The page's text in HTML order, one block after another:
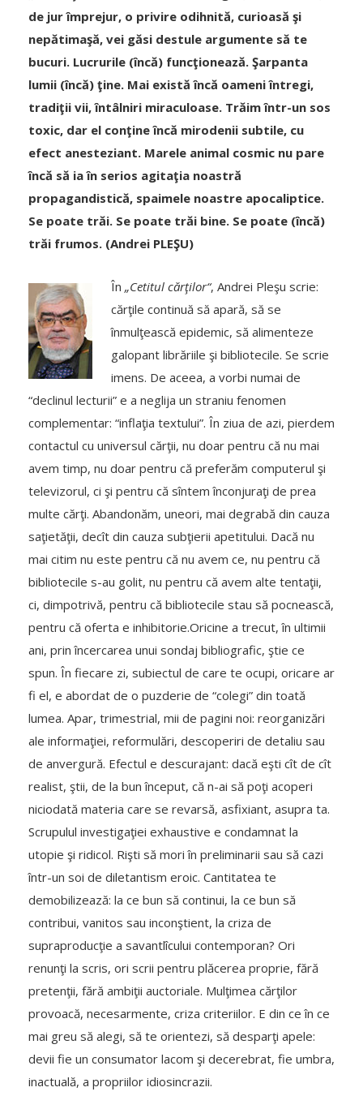
de jur împrejur, o privire odihnită, curioasă şi
nepătimaşă, vei găsi destule argumente să te
bucuri. Lucrurile (încă) funcţionează. Şarpanta
lumii (încă) ţine. Mai există încă oameni întregi,
tradiţii vii, întâlniri miraculoase. Trăim într-un sos
toxic, dar el conţine încă mirodenii subtile, cu
efect anesteziant. Marele animal cosmic nu pare
încă să ia în serios agitaţia noastră
propagandistică, spaimele noastre apocaliptice.
Se poate trăi. Se poate trăi bine. Se poate (încă)
trăi frumos. (Andrei PLEŞU)
În „Cetitul cărţilor“, Andrei Pleşu scrie:
cărţile continuă să apară, să se
înmulţească epidemic, să alimenteze
galopant librăriile şi bibliotecile. Se scrie
imens. De aceea, a vorbi numai de
“declinul lecturii” e a neglija un straniu fenomen
complementar: “inflaţia textului”. În ziua de azi, pierdem
contactul cu universul cărţii, nu doar pentru că nu mai
avem timp, nu doar pentru că preferăm computerul şi
televizorul, ci şi pentru că sîntem înconjuraţi de prea
multe cărţi. Abandonăm, uneori, mai degrabă din cauza
saţietăţii, decît din cauza subţierii apetitului. Dacă nu
mai citim nu este pentru că nu avem ce, nu pentru că
bibliotecile s-au golit, nu pentru că avem alte tentaţii,
ci, dimpotrivă, pentru că bibliotecile stau să pocnească,
pentru că oferta e inhibitorie.Oricine a trecut, în ultimii
ani, prin încercarea unui sondaj bibliografic, ştie ce
spun. În fiecare zi, subiectul de care te ocupi, oricare ar
fi el, e abordat de o puzderie de “colegi” din toată
lumea. Apar, trimestrial, mii de pagini noi: reorganizări
ale informaţiei, reformulări, descoperiri de detaliu sau
de anvergură. Efectul e descurajant: dacă eşti cît de cît
realist, ştii, de la bun început, că n-ai să poţi acoperi
niciodată materia care se revarsă, asfixiant, asupra ta.
Scrupulul investigaţiei exhaustive e condamnat la
utopie şi ridicol. Rişti să mori în preliminarii sau să cazi
într-un soi de diletantism eroic. Cantitatea te
demobilizează: la ce bun să continui, la ce bun să
contribui, vanitos sau inconştient, la criza de
supraproducţie a savantlîcului contemporan? Ori
renunţi la scris, ori scrii pentru plăcerea proprie, fără
pretenţii, fără ambiţii auctoriale. Mulţimea cărţilor
provoacă, necesarmente, criza criteriilor. E din ce în ce
mai greu să alegi, să te orientezi, să desparţi apele:
devii fie un consumator lacom şi decerebrat, fie umbra,
inactuală, a propriilor idiosincrazii.